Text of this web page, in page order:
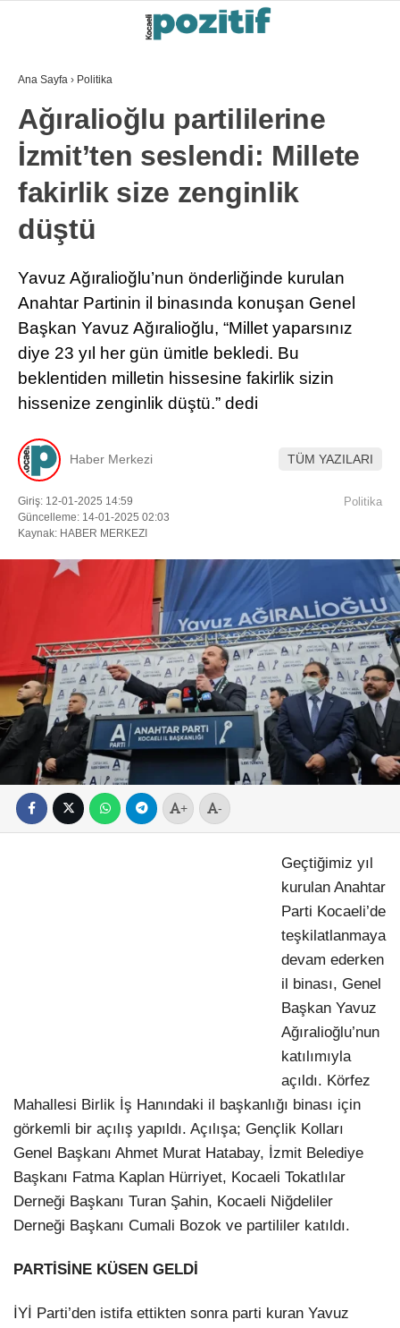
Ana Sayfa › Politika
Ağıralioğlu partililerine
İzmit’ten seslendi: Millete
fakirlik size zenginlik
düştü
Yavuz Ağıralioğlu’nun önderliğinde kurulan
Anahtar Partinin il binasında konuşan Genel
Başkan Yavuz Ağıralioğlu, “Millet yaparsınız
diye 23 yıl her gün ümitle bekledi. Bu
beklentiden milletin hissesine fakirlik sizin
hissenize zenginlik düştü.” dedi
Haber Merkezi TÜM YAZILARI
Giriş: 12-01-2025 14:59
Güncelleme: 14-01-2025 02:03
Kaynak: HABER MERKEZI
Politika
+ -
Geçtiğimiz yıl
kurulan Anahtar
Parti Kocaeli’de
teşkilatlanmaya
devam ederken
il binası, Genel
Başkan Yavuz
Ağıralioğlu’nun
katılımıyla
açıldı. Körfez
Mahallesi Birlik İş Hanındaki il başkanlığı binası için
görkemli bir açılış yapıldı. Açılışa; Gençlik Kolları
Genel Başkanı Ahmet Murat Hatabay, İzmit Belediye
Başkanı Fatma Kaplan Hürriyet, Kocaeli Tokatlılar
Derneği Başkanı Turan Şahin, Kocaeli Niğdeliler
Derneği Başkanı Cumali Bozok ve partililer katıldı.
PARTİSİNE KÜSEN GELDİ
İYİ Parti’den istifa ettikten sonra parti kuran Yavuz